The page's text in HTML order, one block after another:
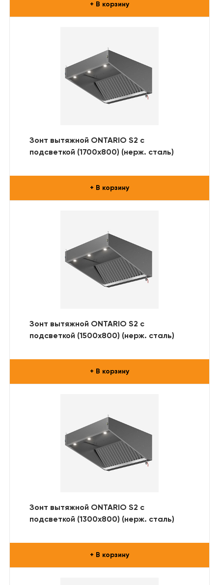
+ В корзину
Зонт вытяжной ONTARIO S2 с
подсветкой (1700x800) (нерж. сталь)
+ В корзину
Зонт вытяжной ONTARIO S2 с
подсветкой (1500x800) (нерж. сталь)
+ В корзину
Зонт вытяжной ONTARIO S2 с
подсветкой (1300x800) (нерж. сталь)
+ В корзину